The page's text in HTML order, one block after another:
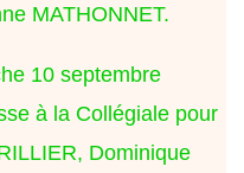
MATHONNET.
10 septembre
à la Collégiale pour
Dominique